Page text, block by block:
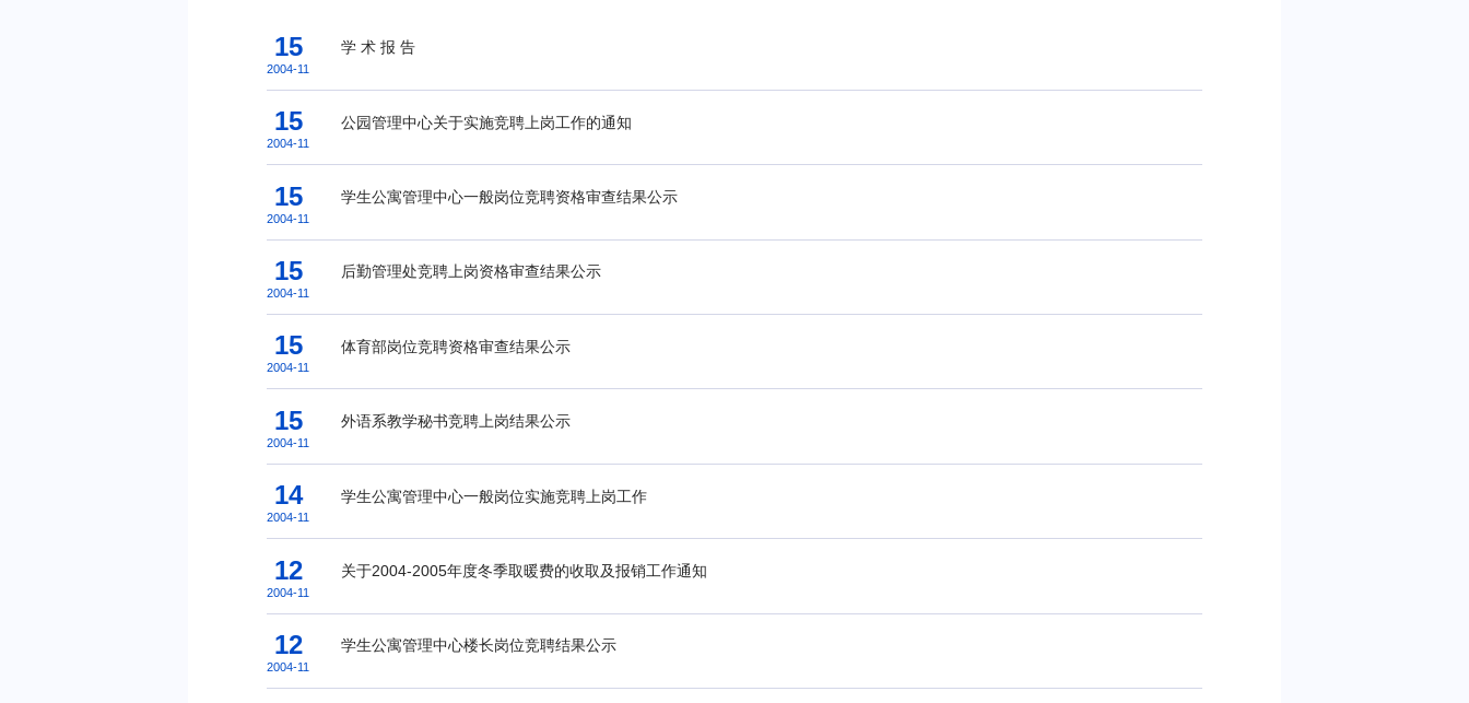
15
2004-11
学 术 报 告
15
2004-11
公园管理中心关于实施竞聘上岗工作的通知
15
2004-11
学生公寓管理中心一般岗位竞聘资格审查结果公示
15
2004-11
后勤管理处竞聘上岗资格审查结果公示
15
2004-11
体育部岗位竞聘资格审查结果公示
15
2004-11
外语系教学秘书竞聘上岗结果公示
14
2004-11
学生公寓管理中心一般岗位实施竞聘上岗工作
12
2004-11
关于2004-2005年度冬季取暖费的收取及报销工作通知
12
2004-11
学生公寓管理中心楼长岗位竞聘结果公示